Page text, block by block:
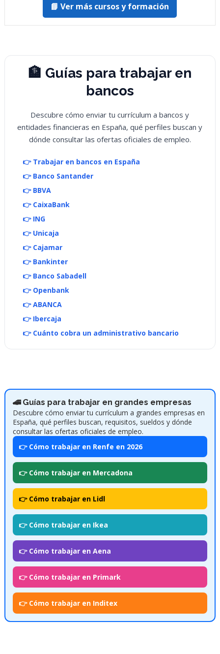
📘 Ver más cursos y formación
🏦 Guías para trabajar en
bancos
Descubre cómo enviar tu currículum a bancos y
entidades financieras en España, qué perfiles buscan y
dónde consultar las ofertas oficiales de empleo.
👉 Trabajar en bancos en España
👉 Banco Santander
👉 BBVA
👉 CaixaBank
👉 ING
👉 Unicaja
👉 Cajamar
👉 Bankinter
👉 Banco Sabadell
👉 Openbank
👉 ABANCA
👉 Ibercaja
👉 Cuánto cobra un administrativo bancario
🚄 Guías para trabajar en grandes empresas
Descubre cómo enviar tu currículum a grandes empresas en
España, qué perfiles buscan, requisitos, sueldos y dónde
consultar las ofertas oficiales de empleo.
👉 Cómo trabajar en Renfe en 2026
👉 Cómo trabajar en Mercadona
👉 Cómo trabajar en Lidl
👉 Cómo trabajar en Ikea
👉 Cómo trabajar en Aena
👉 Cómo trabajar en Primark
👉 Cómo trabajar en Inditex